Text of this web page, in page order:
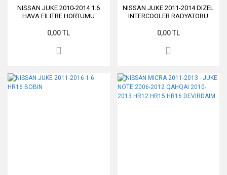
NISSAN JUKE 2010-2014 1.6
HAVA FILITRE HORTUMU
0,00 TL
NISSAN JUKE 2011-2014 DIZEL
INTERCOOLER RADYATORU
0,00 TL